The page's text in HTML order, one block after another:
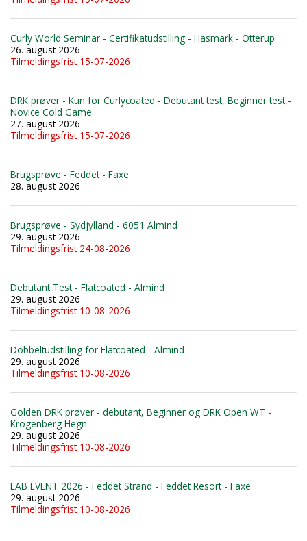
Curly World Seminar - Certifikatudstilling - Hasmark - Otterup
26. august 2026
Tilmeldingsfrist 15-07-2026
DRK prøver - Kun for Curlycoated - Debutant test, Beginner test,-
Novice Cold Game
27. august 2026
Tilmeldingsfrist 15-07-2026
Brugsprøve - Feddet - Faxe
28. august 2026
Brugsprøve - Sydjylland - 6051 Almind
29. august 2026
Tilmeldingsfrist 24-08-2026
Debutant Test - Flatcoated - Almind
29. august 2026
Tilmeldingsfrist 10-08-2026
Dobbeltudstilling for Flatcoated - Almind
29. august 2026
Tilmeldingsfrist 10-08-2026
Golden DRK prøver - debutant, Beginner og DRK Open WT -
Krogenberg Hegn
29. august 2026
Tilmeldingsfrist 10-08-2026
LAB EVENT 2026 - Feddet Strand - Feddet Resort - Faxe
29. august 2026
Tilmeldingsfrist 10-08-2026